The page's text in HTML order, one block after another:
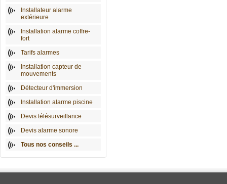
Installateur alarme
extérieure
Installation alarme coffre-
fort
Tarifs alarmes
Installation capteur de
mouvements
Détecteur d'immersion
Installation alarme piscine
Devis télésurveillance
Devis alarme sonore
Tous nos conseils ...